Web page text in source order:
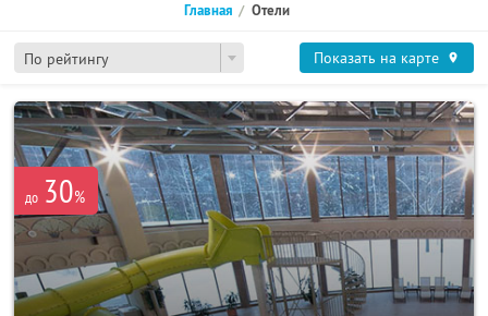
По рейтингу
Главная Отели
Показать на карте
до 30%